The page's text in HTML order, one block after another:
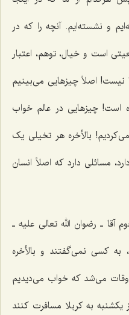
و نشسته‌ایم. آنچه را که در
است و خیال، توهم، اعتبار
اصلاً چیزهایی می‌بینیم
است! چیزهایی در عالم خواب
بالأخره هر تخیلی یک
مسائلی دارد که اصلاً انسان
ـ رضوان الله تعالی علیه ـ
کسی نمی‌گفتند و بالأخره
می‌شد که خواب می‌دیدیم
به کربلا مسافرت کنند